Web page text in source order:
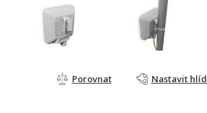
Porovnat Nastavit